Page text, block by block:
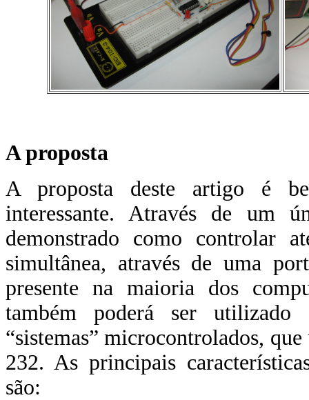
A proposta
A proposta deste artigo é
interessante. Através de um
demonstrado como controlar
simultânea, através de uma
presente na maioria dos
também poderá ser
“sistemas” microcontrolados,
232. As principais
são: